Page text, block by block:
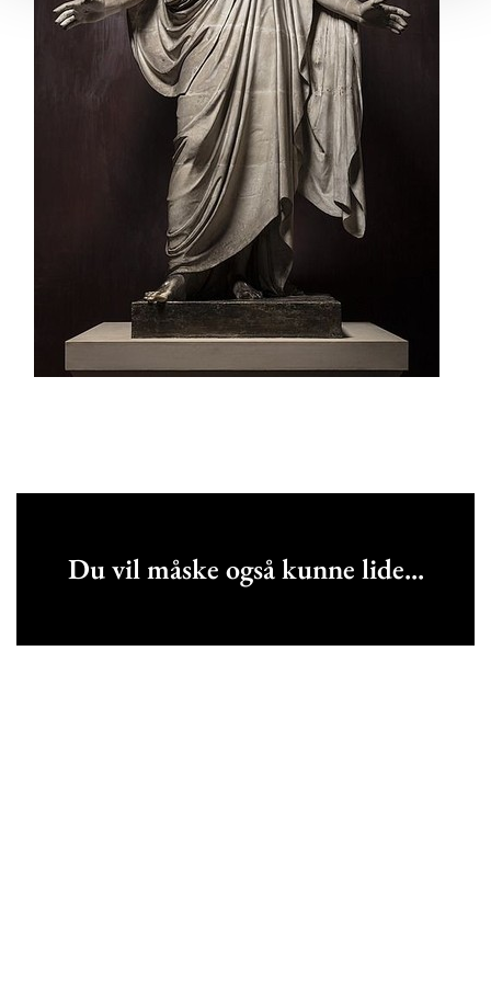
Du vil måske også kunne lide...